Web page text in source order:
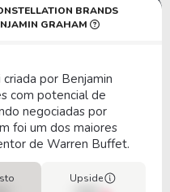
BRANDS
GRAHAM
por Benjamin
com potencial de
negociadas por
foi um dos maiores
de Warren Buffet.
Upside